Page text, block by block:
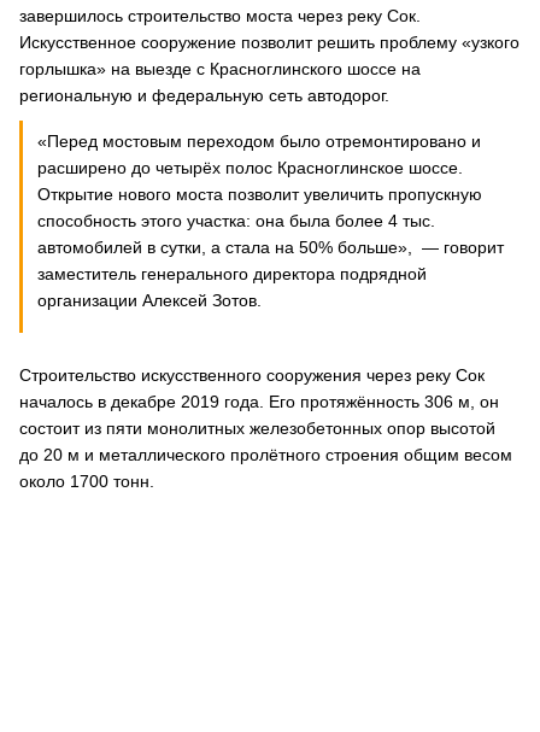
завершилось строительство моста через реку Сок.
Искусственное сооружение позволит решить проблему «узкого
горлышка» на выезде с Красноглинского шоссе на
региональную и федеральную сеть автодорог.
«Перед мостовым переходом было отремонтировано и
расширено до четырёх полос Красноглинское шоссе.
Открытие нового моста позволит увеличить пропускную
способность этого участка: она была более 4 тыс.
автомобилей в сутки, а стала на 50% больше», — говорит
заместитель генерального директора подрядной
организации Алексей Зотов.
Строительство искусственного сооружения через реку Сок
началось в декабре 2019 года. Его протяжённость 306 м, он
состоит из пяти монолитных железобетонных опор высотой
до 20 м и металлического пролётного строения общим весом
около 1700 тонн.